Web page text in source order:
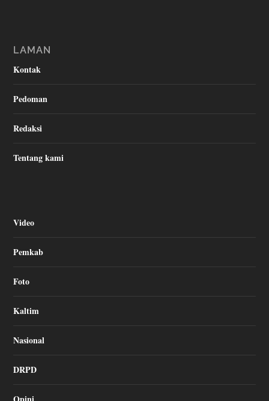
LAMAN
Kontak
Pedoman
Redaksi
Tentang kami
Video
Pemkab
Foto
Kaltim
Nasional
DRPD